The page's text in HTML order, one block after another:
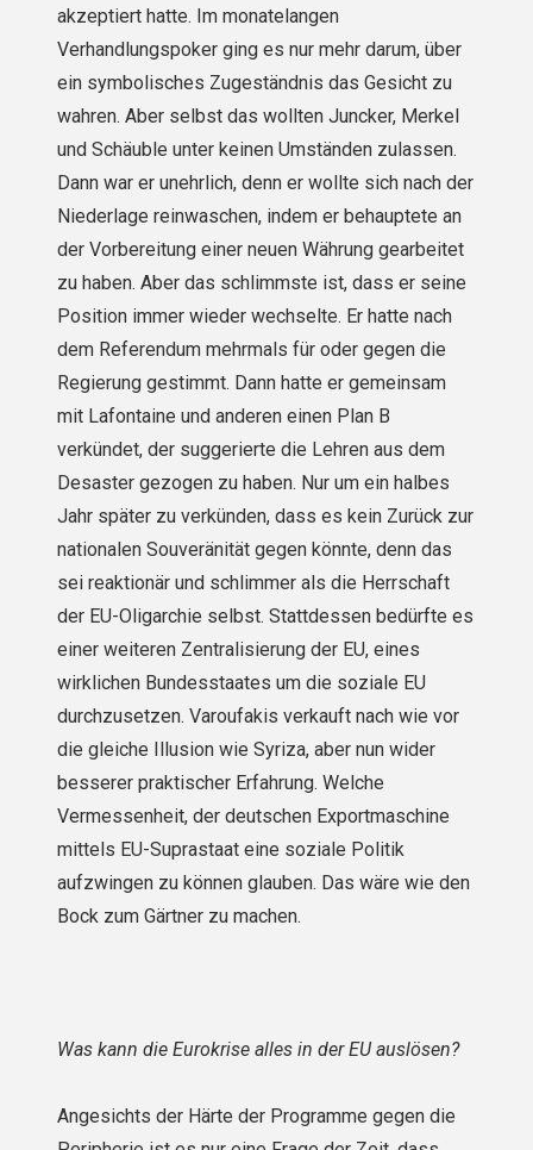
akzeptiert hatte. Im monatelangen
Verhandlungspoker ging es nur mehr darum, über
ein symbolisches Zugeständnis das Gesicht zu
wahren. Aber selbst das wollten Juncker, Merkel
und Schäuble unter keinen Umständen zulassen.
Dann war er unehrlich, denn er wollte sich nach der
Niederlage reinwaschen, indem er behauptete an
der Vorbereitung einer neuen Währung gearbeitet
zu haben. Aber das schlimmste ist, dass er seine
Position immer wieder wechselte. Er hatte nach
dem Referendum mehrmals für oder gegen die
Regierung gestimmt. Dann hatte er gemeinsam
mit Lafontaine und anderen einen Plan B
verkündet, der suggerierte die Lehren aus dem
Desaster gezogen zu haben. Nur um ein halbes
Jahr später zu verkünden, dass es kein Zurück zur
nationalen Souveränität gegen könnte, denn das
sei reaktionär und schlimmer als die Herrschaft
der EU-Oligarchie selbst. Stattdessen bedürfte es
einer weiteren Zentralisierung der EU, eines
wirklichen Bundesstaates um die soziale EU
durchzusetzen. Varoufakis verkauft nach wie vor
die gleiche Illusion wie Syriza, aber nun wider
besserer praktischer Erfahrung. Welche
Vermessenheit, der deutschen Exportmaschine
mittels EU-Suprastaat eine soziale Politik
aufzwingen zu können glauben. Das wäre wie den
Bock zum Gärtner zu machen.
Was kann die Eurokrise alles in der EU auslösen?
Angesichts der Härte der Programme gegen die